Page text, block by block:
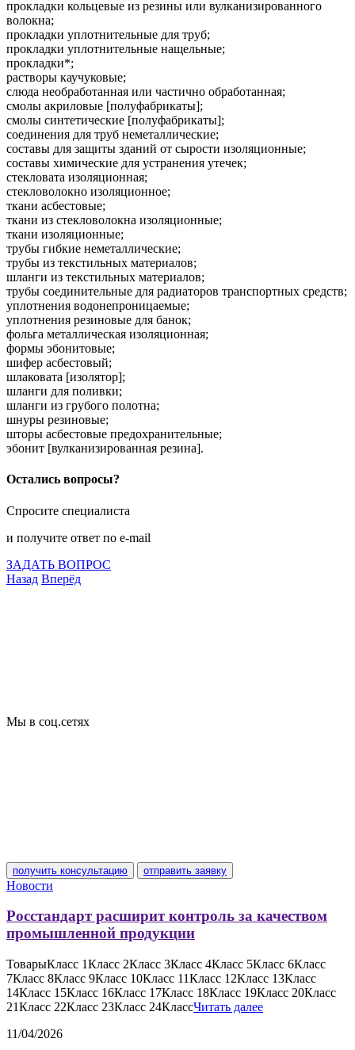
прокладки кольцевые из резины или вулканизированного
волокна;
прокладки уплотнительные для труб;
прокладки уплотнительные нащельные;
прокладки*;
растворы каучуковые;
слюда необработанная или частично обработанная;
смолы акриловые [полуфабрикаты];
смолы синтетические [полуфабрикаты];
соединения для труб неметаллические;
составы для защиты зданий от сырости изоляционные;
составы химические для устранения утечек;
стекловата изоляционная;
стекловолокно изоляционное;
ткани асбестовые;
ткани из стекловолокна изоляционные;
ткани изоляционные;
трубы гибкие неметаллические;
трубы из текстильных материалов;
шланги из текстильных материалов;
трубы соединительные для радиаторов транспортных средств;
уплотнения водонепроницаемые;
уплотнения резиновые для банок;
фольга металлическая изоляционная;
формы эбонитовые;
шифер асбестовый;
шлаковата [изолятор];
шланги для поливки;
шланги из грубого полотна;
шнуры резиновые;
шторы асбестовые предохранительные;
эбонит [вулканизированная резина].
Остались вопросы?
Спросите специалиста
и получите ответ по e-mail
ЗАДАТЬ ВОПРОС
Назад Вперёд
Мы в соц.сетях
получить консультацию отправить заявку
Новости
Росстандарт расширит контроль за качеством
промышленной продукции
ТоварыКласс 1Класс 2Класс 3Класс 4Класс 5Класс 6Класс
7Класс 8Класс 9Класс 10Класс 11Класс 12Класс 13Класс
14Класс 15Класс 16Класс 17Класс 18Класс 19Класс 20Класс
21Класс 22Класс 23Класс 24КлассЧитать далее
11/04/2026